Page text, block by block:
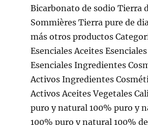
Bicarbonato de sodio Tierra
Sommières Tierra pure de
más otros productos
Esenciales Aceites
Esenciales Ingredientes
Activos Ingredientes
Activos Aceites Vegetales
puro y natural 100% puro y
100% puro y natural 100%